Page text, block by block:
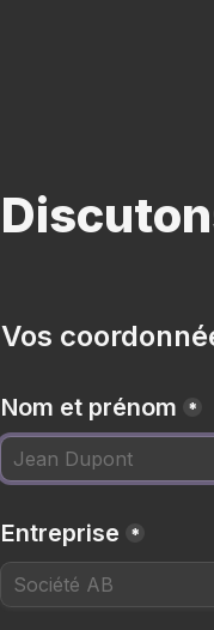
Vos
Nom et prénom *
Entreprise *